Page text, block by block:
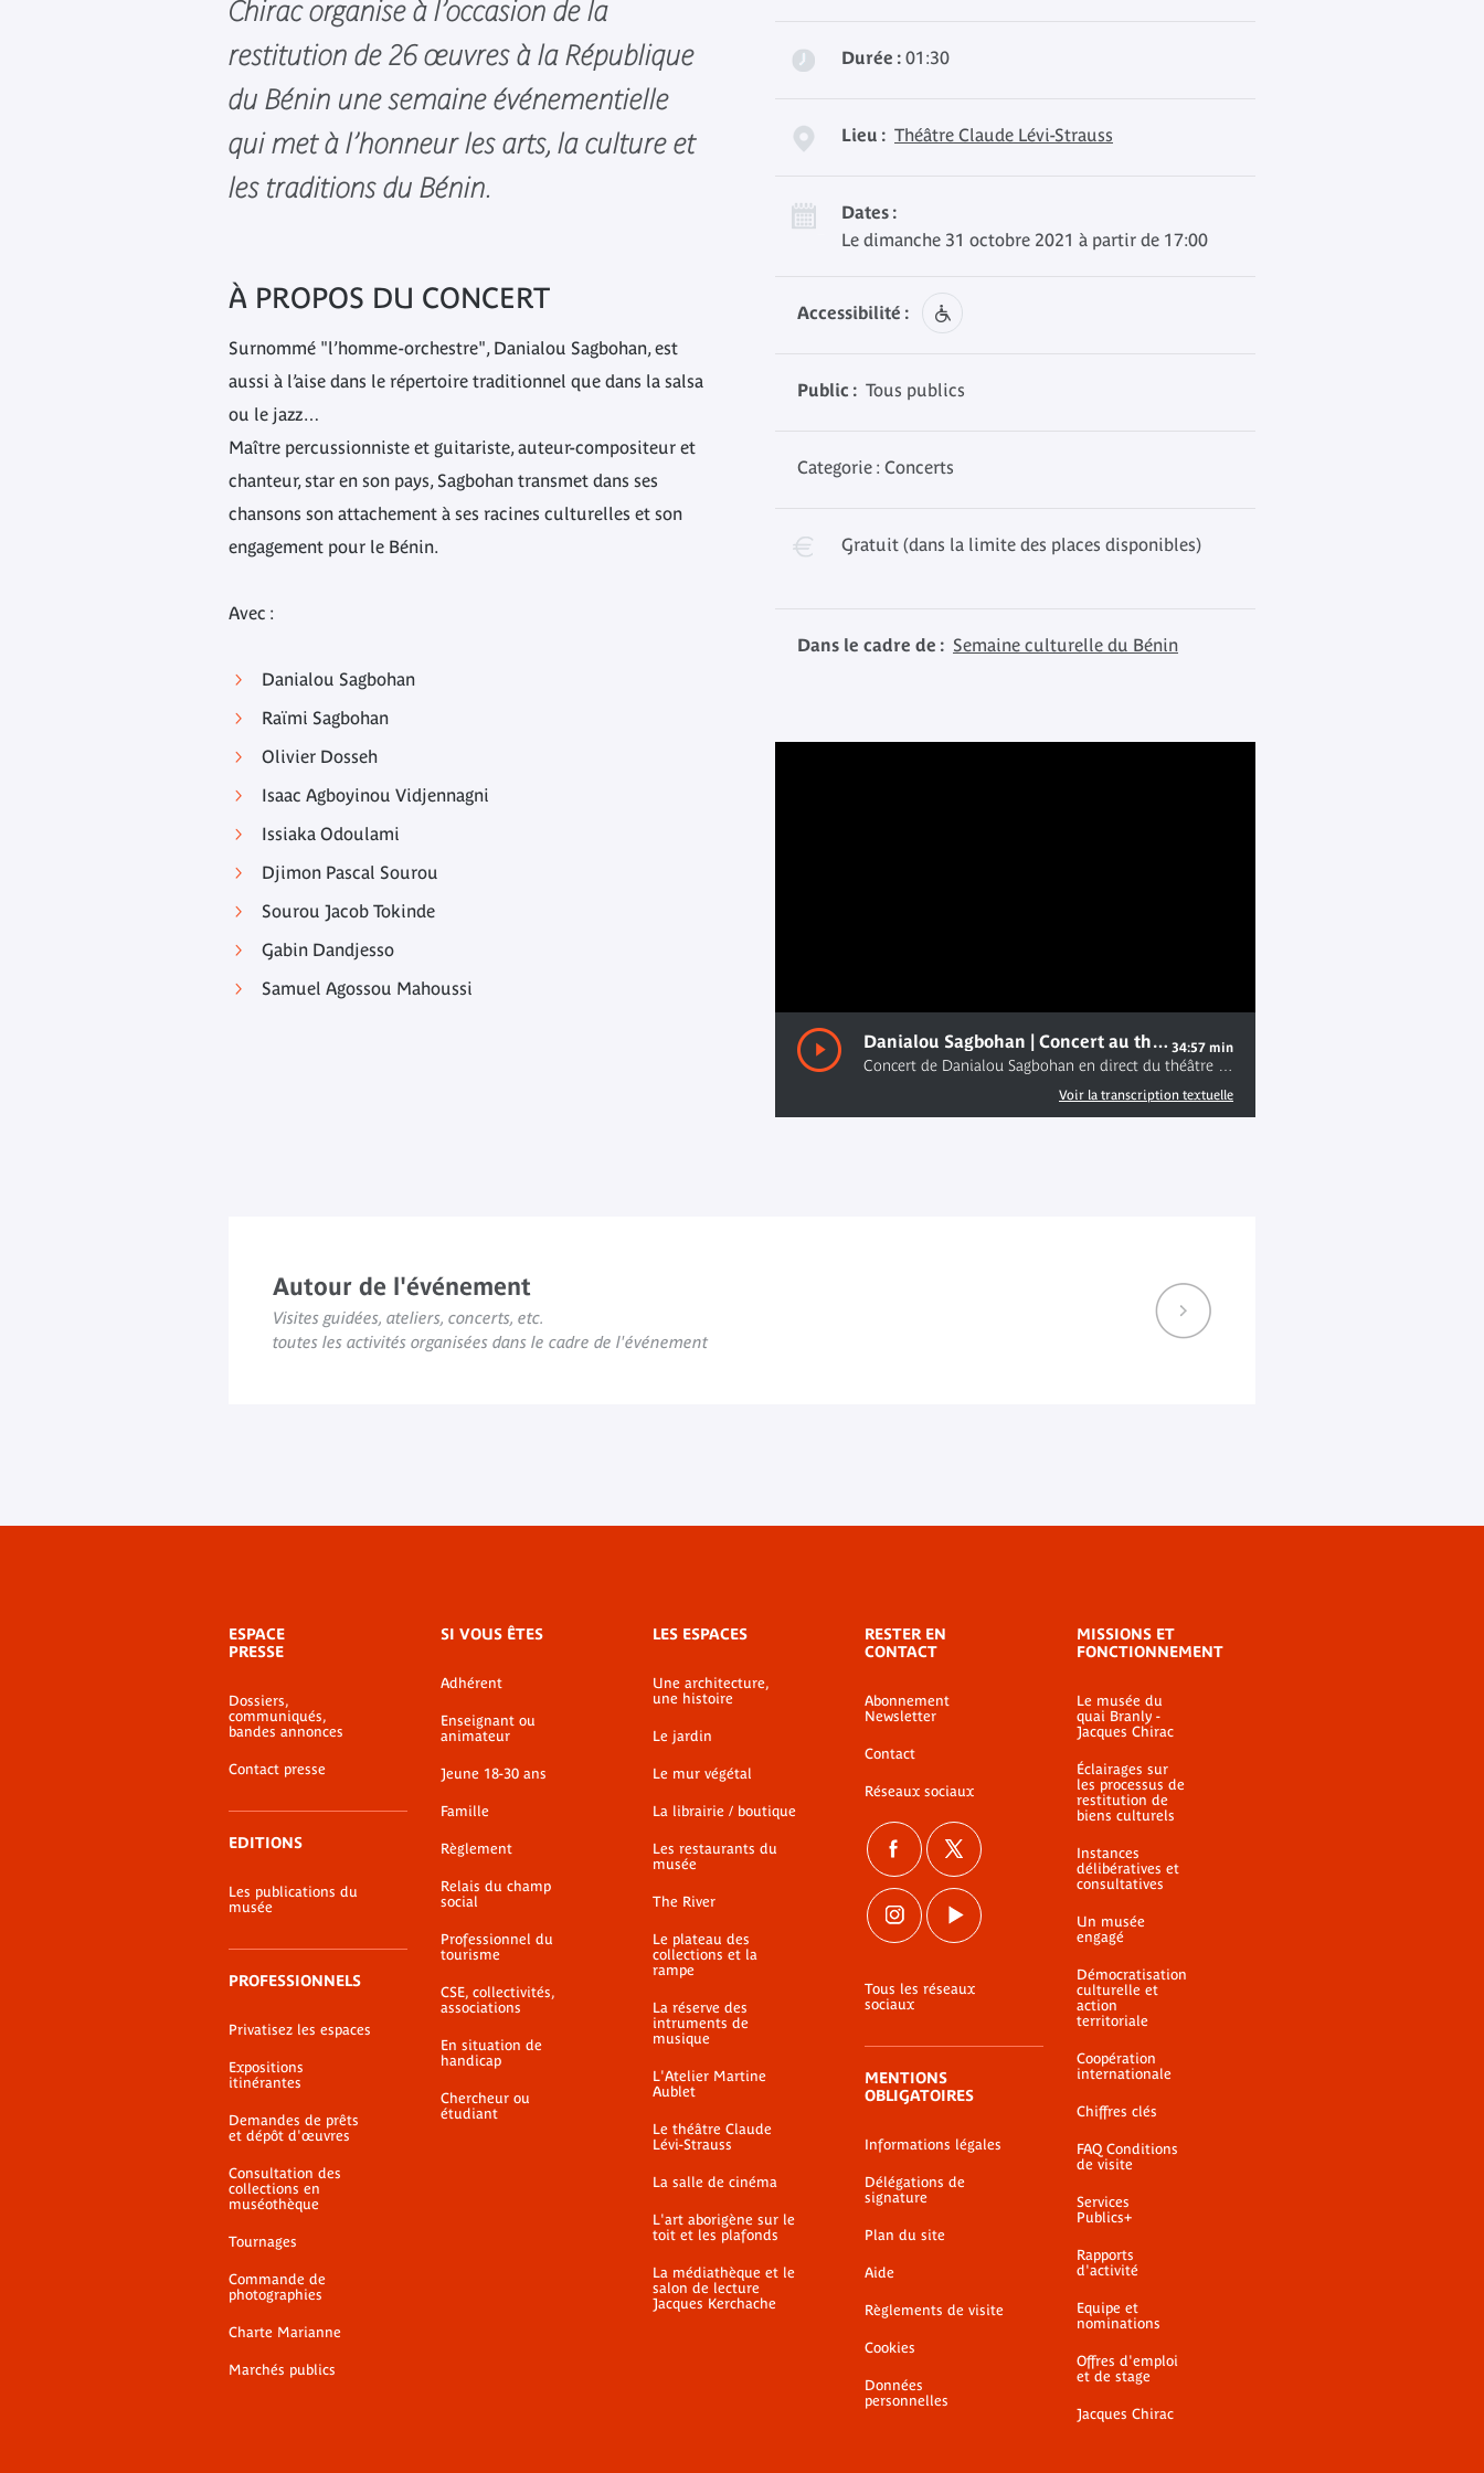
Chirac organise à l’occasion de la
restitution de 26 œuvres à la République
du Bénin une semaine événementielle
qui met à l’honneur les arts, la culture et
les traditions du Bénin.
À PROPOS DU CONCERT
Surnommé "l’homme-orchestre", Danialou Sagbohan, est
aussi à l’aise dans le répertoire traditionnel que dans la salsa
ou le jazz…
Maître percussionniste et guitariste, auteur-compositeur et
chanteur, star en son pays, Sagbohan transmet dans ses
chansons son attachement à ses racines culturelles et son
engagement pour le Bénin.
Avec :
Danialou Sagbohan
Raïmi Sagbohan
Olivier Dosseh
Isaac Agboyinou Vidjennagni
Issiaka Odoulami
Djimon Pascal Sourou
Sourou Jacob Tokinde
Gabin Dandjesso
Samuel Agossou Mahoussi
Durée : 01:30
Lieu : Théâtre Claude Lévi-Strauss
Dates :
Le dimanche 31 octobre 2021 à partir de 17:00
Accessibilité :
Public : Tous publics
Categorie : Concerts
Gratuit (dans la limite des places disponibles)
Dans le cadre de : Semaine culturelle du Bénin
00:00 / 00:00 Danialou Sagbohan | Concert au théâtre Claude Lévi-Strauss le 31.10.21
Concert de Danialou Sagbohan en direct du théâtre Claude Lévi-Strauss le 31.10.21 Surnommé "l’homme-orchestre", Danialou Sagbohan, est aussi à l’aise dans le répertoire traditionnel que dans la salsa ou le jazz… Maître percussionniste et guitariste, auteur-compositeur et chanteur, star en son pays, Sagbohan transmet dans ses chansons son attachement à ses racines culturelles et son engagement pour le Bénin. Distribution : • Danialou Sagbohan • Raïmi Sagbohan • Olivier Dosseh • Isaac Agboyinou Vidjennagni • Issiaka Odoulami • Djimon Pascal Sourou • Sourou Jacob Tokinde • Gabin Dandjesso • Samuel Agossou Mahoussi Plus d'informations sur le concert : https://www.quaibranly.fr/fr/expositions-evenements/au-musee/spectacles-fetes-et-evenements/concerts/details-de-levenement/e/danialou-sagbohan-39227/
34:57 min
Voir la transcription textuelle
Autour de l'événement
Visites guidées, ateliers, concerts, etc.
toutes les activités organisées dans le cadre de l'événement
de
bas-
page
ESPACE
PRESSE
Dossiers,
communiqués,
bandes annonces
Contact presse
EDITIONS
Les publications du
musée
PROFESSIONNELS
Privatisez les espaces
Expositions
itinérantes
Demandes de prêts
et dépôt d'œuvres
Consultation des
collections en
muséothèque
Tournages
Commande de
photographies
Charte Marianne
Marchés publics
SI VOUS ÊTES
Adhérent
Enseignant ou
animateur
Jeune 18-30 ans
Famille
Règlement
Relais du champ
social
Professionnel du
tourisme
CSE, collectivités,
associations
En situation de
handicap
Chercheur ou
étudiant
LES ESPACES
Une architecture,
une histoire
Le jardin
Le mur végétal
La librairie / boutique
Les restaurants du
musée
The River
Le plateau des
collections et la
rampe
La réserve des
intruments de
musique
L'Atelier Martine
Aublet
Le théâtre Claude
Lévi-Strauss
La salle de cinéma
L'art aborigène sur le
toit et les plafonds
La médiathèque et le
salon de lecture
Jacques Kerchache
RESTER EN
CONTACT
Abonnement
Newsletter
Contact
Réseaux sociaux
Tous les réseaux
sociaux
MENTIONS
OBLIGATOIRES
Informations légales
Délégations de
signature
Plan du site
Aide
Règlements de visite
Cookies
Données
personnelles
MISSIONS ET
FONCTIONNEMENT
Le musée du
quai Branly -
Jacques Chirac
Éclairages sur
les processus de
restitution de
biens culturels
Instances
délibératives et
consultatives
Un musée
engagé
Démocratisation
culturelle et
action
territoriale
Coopération
internationale
Chiffres clés
FAQ Conditions
de visite
Services
Publics+
Rapports
d'activité
Equipe et
nominations
Offres d'emploi
et de stage
Jacques Chirac